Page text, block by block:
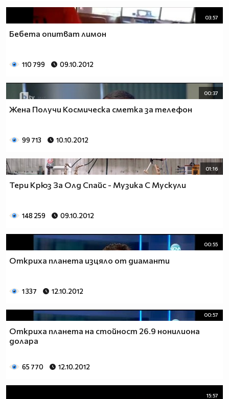
03:57
Бебета опитват лимон
110 799 09.10.2012
00:37
Жена Получи Космическа сметка за телефон
99 713 10.10.2012
01:16
Тери Крюз За Олд Спайс - Музика С Мускули
148 259 09.10.2012
00:55
Откриха планета изцяло от диаманти
1 337 12.10.2012
00:57
Откриха планета на стойност 26.9 нонилиона
долара
65 770 12.10.2012
15:57